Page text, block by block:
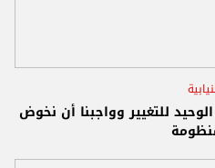
للتغيير وواجبنا أن نخوض